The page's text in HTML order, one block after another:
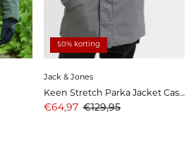
50% korting
Jack & Jones
Keen Stretch Parka Jacket Castlerock
Aanbiedingsprijs
€64,97 Prijs
€129,95